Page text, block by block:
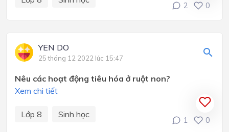
2 0
YEN DO
25 tháng 12 2022 lúc 15:47
Nêu các hoạt động tiêu hóa ở ruột non?
Xem chi tiết
Lớp 8 Sinh học
1 0